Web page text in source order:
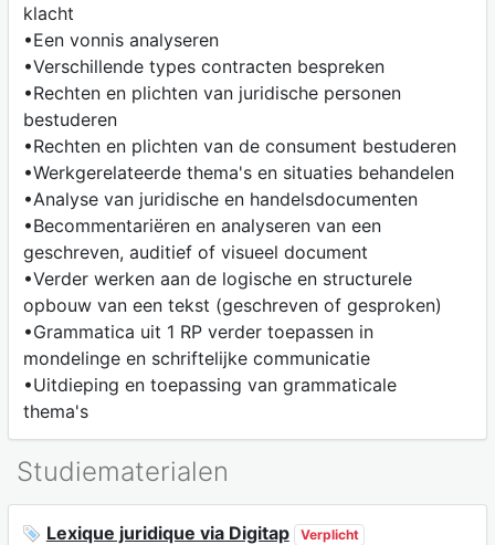
klacht
•Een vonnis analyseren
•Verschillende types contracten bespreken
•Rechten en plichten van juridische personen
bestuderen
•Rechten en plichten van de consument bestuderen
•Werkgerelateerde thema's en situaties behandelen
•Analyse van juridische en handelsdocumenten
•Becommentariëren en analyseren van een
geschreven, auditief of visueel document
•Verder werken aan de logische en structurele
opbouw van een tekst (geschreven of gesproken)
•Grammatica uit 1 RP verder toepassen in
mondelinge en schriftelijke communicatie
•Uitdieping en toepassing van grammaticale
thema's
Studiematerialen
Lexique juridique via Digitap Verplicht